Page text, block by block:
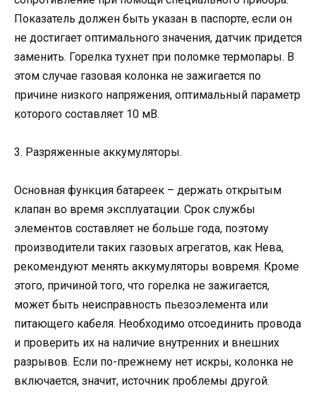
Показатель должен быть указан в паспорте, если он
не достигает оптимального значения, датчик придется
заменить. Горелка тухнет при поломке термопары. В
этом случае газовая колонка не зажигается по
причине низкого напряжения, оптимальный параметр
которого составляет 10 мВ.
3. Разряженные аккумуляторы.
Основная функция батареек – держать открытым
клапан во время эксплуатации. Срок службы
элементов составляет не больше года, поэтому
производители таких газовых агрегатов, как Нева,
рекомендуют менять аккумуляторы вовремя. Кроме
этого, причиной того, что горелка не зажигается,
может быть неисправность пьезоэлемента или
питающего кабеля. Необходимо отсоединить провода
и проверить их на наличие внутренних и внешних
разрывов. Если по-прежнему нет искры, колонка не
включается, значит, источник проблемы другой.